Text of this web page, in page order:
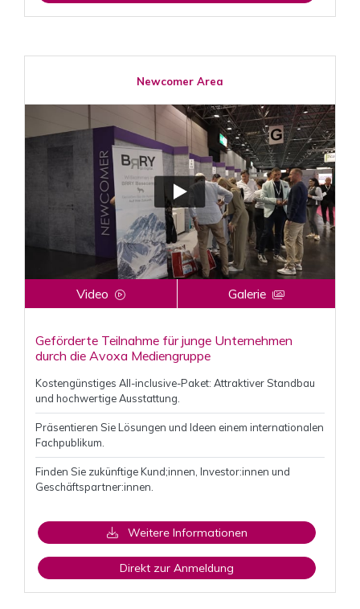
Newcomer Area
Video Galerie
Geförderte Teilnahme für junge Unternehmen
durch die Avoxa Mediengruppe
Kostengünstiges All-inclusive-Paket: Attraktiver Standbau
und hochwertige Ausstattung.
Präsentieren Sie Lösungen und Ideen einem internationalen
Fachpublikum.
Finden Sie zukünftige Kund;innen, Investor:innen und
Geschäftspartner:innen.
Weitere Informationen
Direkt zur Anmeldung